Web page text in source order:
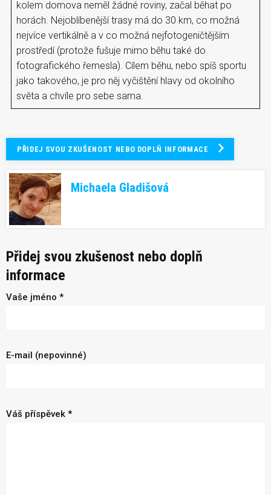
kolem domova neměl žádné roviny, začal běhat po
horách. Nejoblíbenější trasy má do 30 km, co možná
nejvíce vertikálně a v co možná nejfotogeničtějším
prostředí (protože fušuje mimo běhu také do
fotografického řemesla). Cílem běhu, nebo spíš sportu
jako takového, je pro něj vyčištění hlavy od okolního
světa a chvíle pro sebe sama.
PŘIDEJ SVOU ZKUŠENOST NEBO DOPLŇ INFORMACE
Michaela Gladišová
Přidej svou zkušenost nebo doplň
informace
Vaše jméno *
E-mail (nepovinné)
Váš příspěvek *